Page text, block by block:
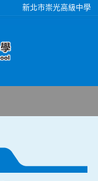
新北市崇光高級中學